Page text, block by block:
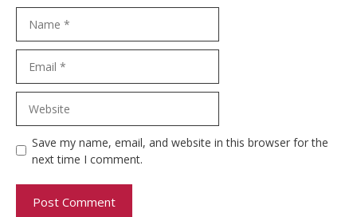
Save my name, email, and website in this browser for the
next time I comment.